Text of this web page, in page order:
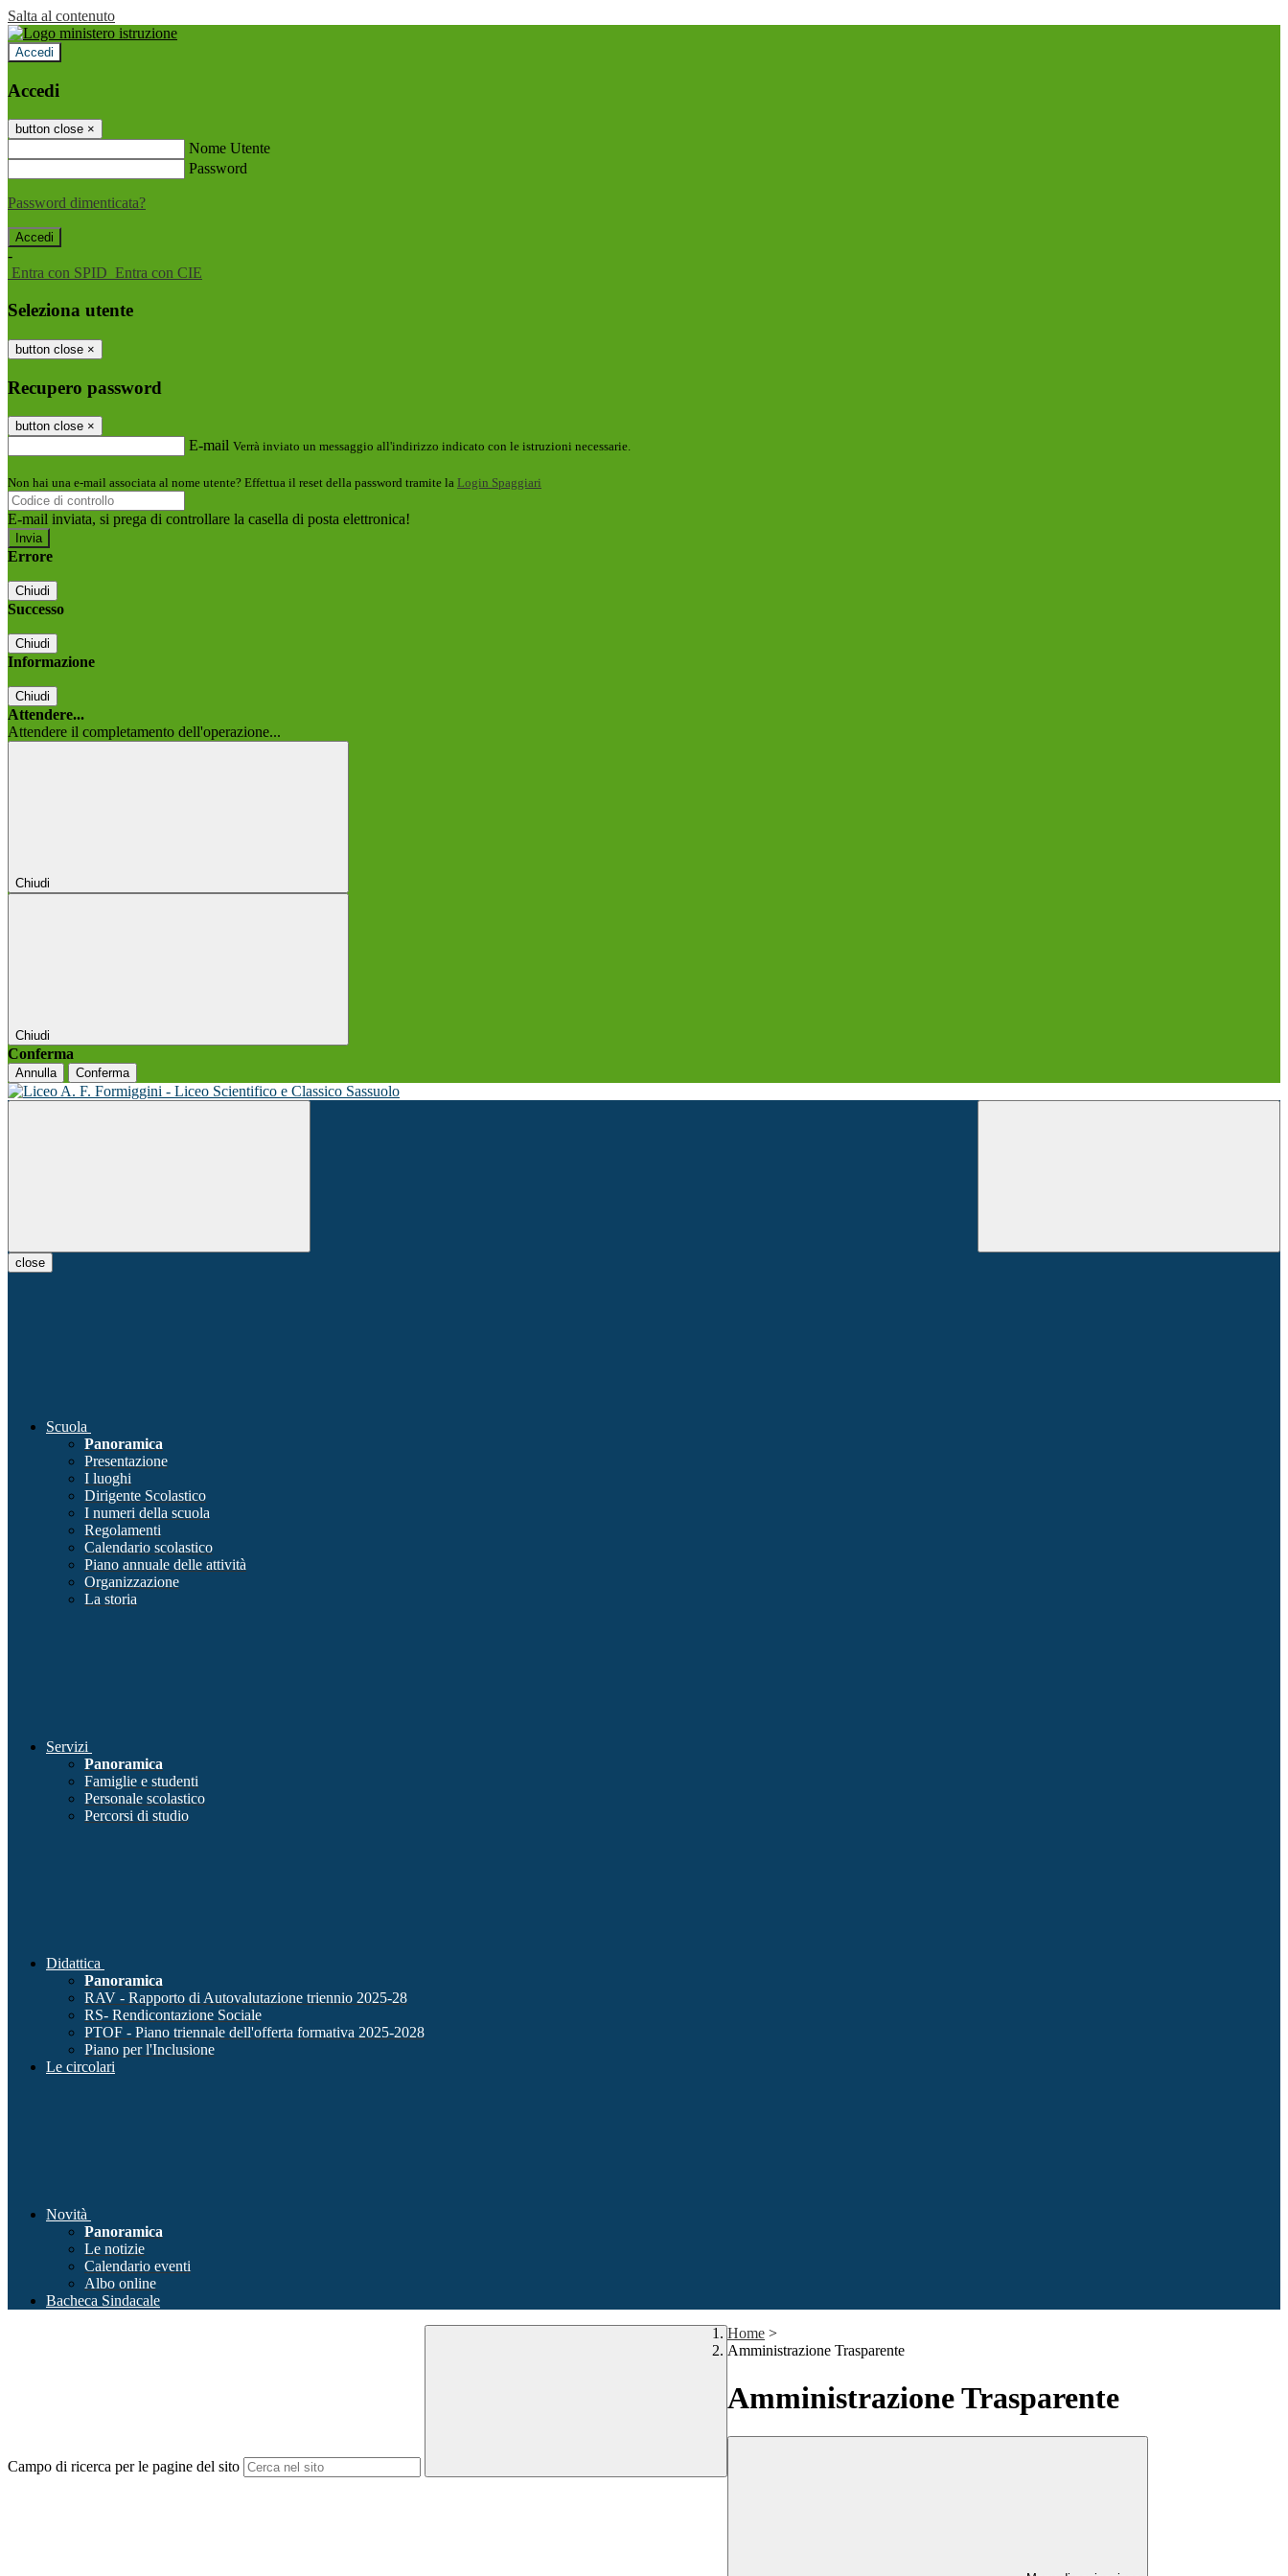
Salta al contenuto
Accedi
Accedi
button close ×
Nome Utente
Password
Password dimenticata?
-
Entra con SPID Entra con CIE
Seleziona utente
button close ×
Recupero password
button close ×
E-mail Verrà inviato un messaggio all'indirizzo indicato con le istruzioni necessarie.
Non hai una e-mail associata al nome utente? Effettua il reset della password tramite la Login Spaggiari
E-mail inviata, si prega di controllare la casella di posta elettronica!
Errore
Chiudi
Successo
Chiudi
Informazione
Chiudi
Attendere...
Attendere il completamento dell'operazione...
Chiudi
Chiudi
Conferma
Annulla Conferma
close
Scuola
Panoramica
Presentazione
I luoghi
Dirigente Scolastico
I numeri della scuola
Regolamenti
Calendario scolastico
Piano annuale delle attività
Organizzazione
La storia
Servizi
Panoramica
Famiglie e studenti
Personale scolastico
Percorsi di studio
Didattica
Panoramica
RAV - Rapporto di Autovalutazione triennio 2025-28
RS- Rendicontazione Sociale
PTOF - Piano triennale dell'offerta formativa 2025-2028
Piano per l'Inclusione
Le circolari
Novità
Panoramica
Le notizie
Calendario eventi
Albo online
Bacheca Sindacale
Campo di ricerca per le pagine del sito
Home >
Amministrazione Trasparente
Amministrazione Trasparente